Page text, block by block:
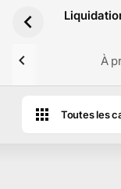
À
Toutes les